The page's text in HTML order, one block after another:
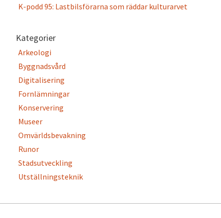
K-podd 95: Lastbilsförarna som räddar kulturarvet
Kategorier
Arkeologi
Byggnadsvård
Digitalisering
Fornlämningar
Konservering
Museer
Omvärldsbevakning
Runor
Stadsutveckling
Utställningsteknik